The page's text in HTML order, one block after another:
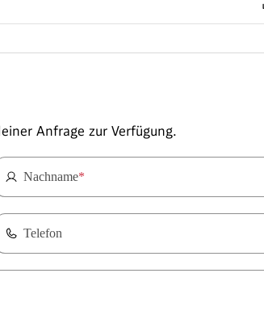
Anfrage zur Verfügung.
Nachname*
Telefon